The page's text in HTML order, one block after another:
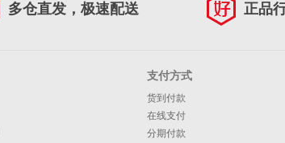
多仓直发，极速配送 正品
支付方式
货到付款
在线支付
分期付款